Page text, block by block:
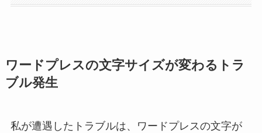
ワードプレスの文字サイズが変わるトラ
ブル発生
私が遭遇したトラブルは、ワードプレスの文字が